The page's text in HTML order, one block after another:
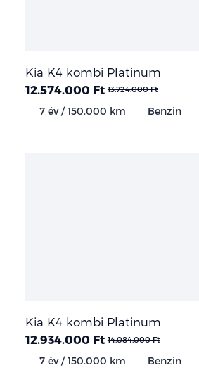
Kia K4 kombi Platinum
12.574.000 Ft 13.724.000 Ft
7 év / 150.000 km Benzin
Kia K4 kombi Platinum
12.934.000 Ft 14.084.000 Ft
7 év / 150.000 km Benzin